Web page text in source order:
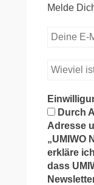
Melde
Durch
Adresse
„UMIWO
erkläre
dass